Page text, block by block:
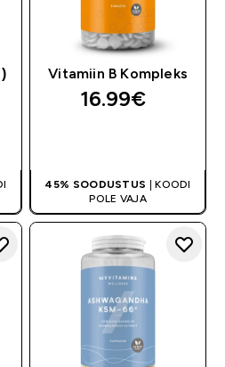
Vitamiin B Kompleks
16.99€‎
45% SOODUSTUS | KOODI
POLE VAJA